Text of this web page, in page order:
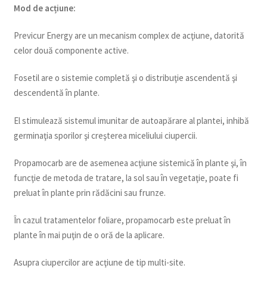
Mod de acțiune:
Previcur Energy are un mecanism complex de acţiune, datorită
celor două componente active.
Fosetil are o sistemie completă şi o distribuţie ascendentă şi
descendentă în plante.
El stimulează sistemul imunitar de autoapărare al plantei, inhibă
germinaţia sporilor şi creşterea miceliului ciupercii.
Propamocarb are de asemenea acţiune sistemică în plante şi, în
funcţie de metoda de tratare, la sol sau în vegetaţie, poate fi
preluat în plante prin rădăcini sau frunze.
În cazul tratamentelor foliare, propamocarb este preluat în
plante în mai puţin de o oră de la aplicare.
Asupra ciupercilor are acţiune de tip multi-site.